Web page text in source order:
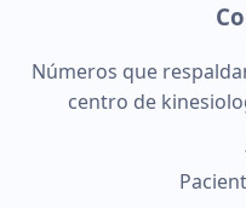
Números que
centro de